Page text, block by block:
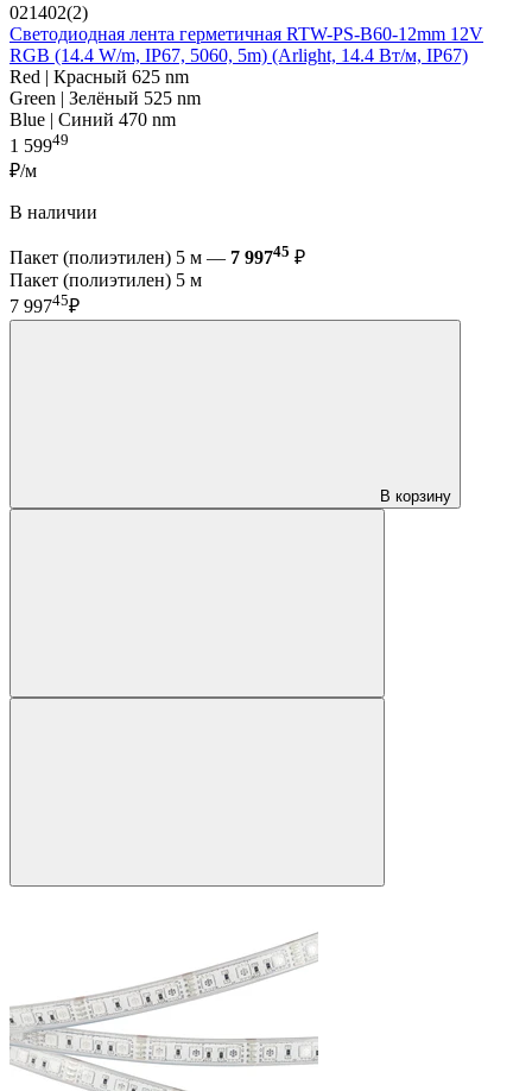
021402(2)
Светодиодная лента герметичная RTW-PS-B60-12mm 12V
RGB (14.4 W/m, IP67, 5060, 5m) (Arlight, 14.4 Вт/м, IP67)
Red | Красный 625 nm
Green | Зелёный 525 nm
Blue | Синий 470 nm
1 59949
₽/м
В наличии
Пакет (полиэтилен) 5 м — 7 99745 ₽
Пакет (полиэтилен) 5 м
7 99745₽
В корзину